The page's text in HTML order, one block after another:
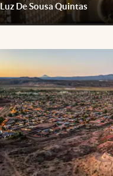
Luz De Sousa Quintas